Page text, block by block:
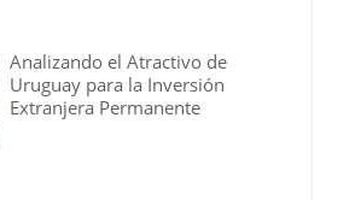
Analizando el Atractivo de
Uruguay para la Inversión
Extranjera Permanente